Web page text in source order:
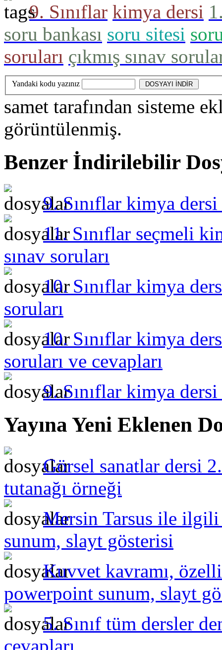
9. Sınıflar kimya dersi
soru bankası soru sitesi
soruları çıkmış sınav
Yandaki kodu yazınız
samet tarafından sisteme
görüntülenmiş.
Benzer İndirilebilir
9. Sınıflar kimya dersi
11. Sınıflar seçmeli
sınav soruları
10. Sınıflar kimya
soruları
10. Sınıflar kimya
soruları ve cevapları
9. Sınıflar kimya dersi
Yayına Yeni Eklenen
Görsel sanatlar dersi
tutanağı örneği
Mersin Tarsus ile
sunum, slayt gösterisi
Kuvvet kavramı,
powerpoint sunum, slayt
5. Sınıf tüm dersler